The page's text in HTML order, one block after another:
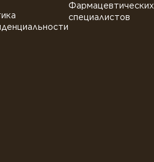
Фармацевтических
специалистов